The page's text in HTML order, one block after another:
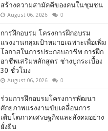
สร้างความสามัคคีของคนในชุมชน
August 06, 2026 0
การฝึกอบรม โครงการฝึกอบรม
แรงงานกลุ่มเป้าหมายเฉพาะเพื่อเพิ่ม
โอกาสในการประกอบอาชีพ การฝึก
อาชีพเสริมหลักสูตร ช่างปูกระเบื้อง
30 ชั่วโมง
August 06, 2026 0
ร่วมการฝึกอบรมโครงการพัฒนา
ศักยภาพแรงงานขับเคลื่อนการ
เติบโตภาคเศรษฐกิจและสังคมอย่าง
ยั่งยืน